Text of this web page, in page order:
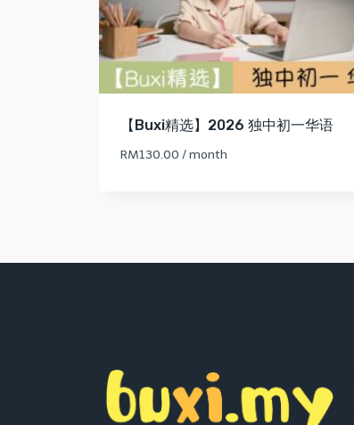
【Buxi精选】2026 独中初一华语
RM130.00 / month